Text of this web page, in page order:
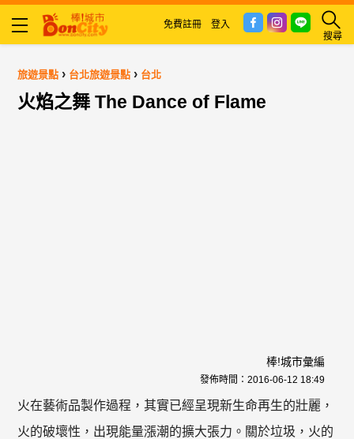
搜尋
免費註冊 登入
旅遊景點 › 台北旅遊景點 › 台北
火焰之舞 The Dance of Flame
棒!城市彙編
發佈時間： 2016-06-12 18:49
火在藝術品製作過程，其實已經呈現新生命再生的壯麗，
火的破壞性，出現能量漲潮的擴大張力。關於垃圾，火的